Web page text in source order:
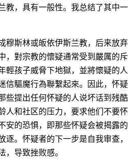
教，具有一般性。我总结了其中一
穆斯林或皈依伊斯兰教，后来放弃
，對宗教的懷疑通常受到嚴厲的斥
輕孩子威脅下地獄，並將懷疑的人
信驅魔行為聯繫起來。因此，怀疑
些提出任何怀疑的人说坏话到残酷
人和社区的压力，要求他们不要怀
安的恐惧，即那些怀疑会被揭露的
逐。怀疑者的下一步是自我审查，
导致挫败感。